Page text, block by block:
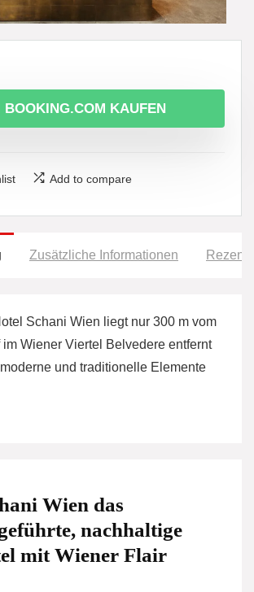
BOOKING.COM KAUFEN
Add to compare
Zusätzliche Informationen
Schani Wien liegt nur 300 m vom
im Wiener Viertel Belvedere entfernt
und traditionelle Elemente
Wien das
nachhaltige
mit Wiener Flair